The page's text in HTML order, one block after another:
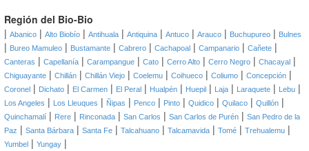
Región del Bio-Bio
| Abanico | Alto Biobío | Antihuala | Antiquina | Antuco | Arauco | Buchupureo | Bulnes
| Bureo Mamuleo | Bustamante | Cabrero | Cachapoal | Campanario | Cañete |
Canteras | Capellanía | Carampangue | Cato | Cerro Alto | Cerro Negro | Chacayal |
Chiguayante | Chillán | Chillán Viejo | Coelemu | Coihueco | Coliumo | Concepción |
Coronel | Dichato | El Carmen | El Peral | Hualpén | Huepil | Laja | Laraquete | Lebu |
Los Angeles | Los Lleuques | Ñipas | Penco | Pinto | Quidico | Quilaco | Quillón |
Quinchamalí | Rere | Rinconada | San Carlos | San Carlos de Purén | San Pedro de la
Paz | Santa Bárbara | Santa Fe | Talcahuano | Talcamavida | Tomé | Trehualemu |
Yumbel | Yungay |